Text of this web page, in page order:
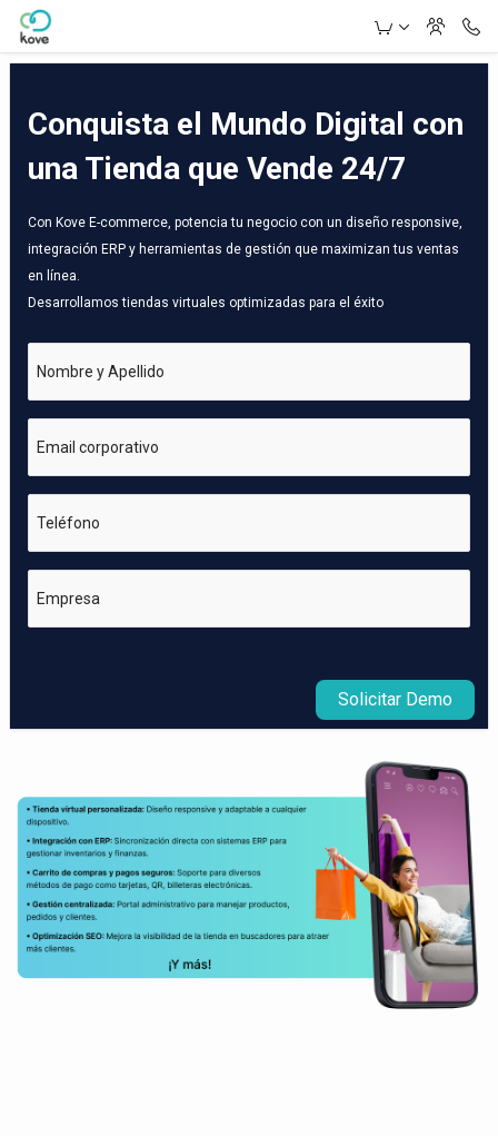
Skip to Main Content
Conquista el Mundo Digital con
una Tienda que Vende 24/7
Con Kove E-commerce, potencia tu negocio con un diseño responsive,
integración ERP y herramientas de gestión que maximizan tus ventas
en línea.
Desarrollamos tiendas virtuales optimizadas para el éxito
Nombre y Apellido
Email corporativo
Teléfono
Empresa
Solicitar Demo